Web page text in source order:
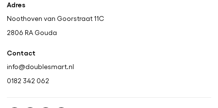
Adres
Noothoven van Goorstraat 11C
2806 RA Gouda
Contact
info@doublesmart.nl
0182 342 062